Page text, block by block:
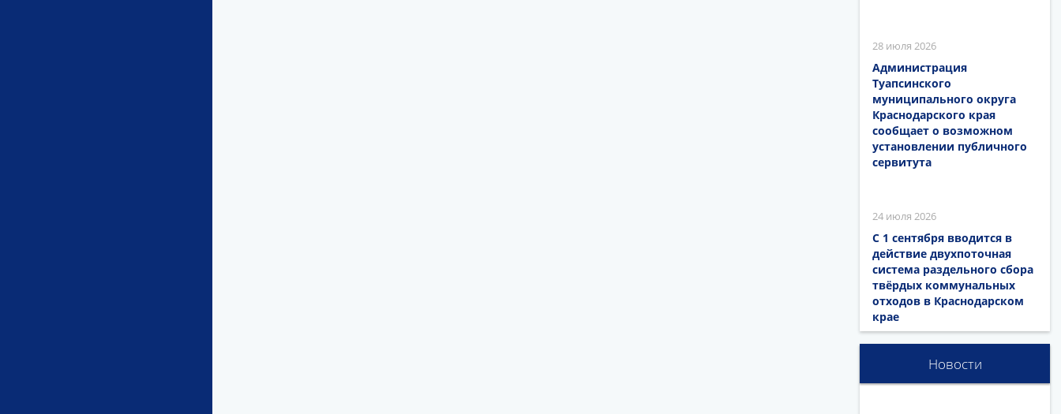
28 июля 2026
Администрация
Туапсинского
муниципального округа
Краснодарского края
сообщает о возможном
установлении публичного
сервитута
24 июля 2026
С 1 сентября вводится в
действие двухпоточная
система раздельного сбора
твёрдых коммунальных
отходов в Краснодарском
крае
Новости